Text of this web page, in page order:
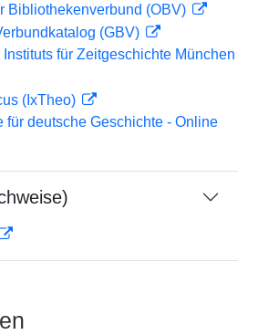
Bibliothekenverbund (OBV)
(GBV)
für Zeitgeschichte München
(IxTheo)
für deutsche Geschichte - Online